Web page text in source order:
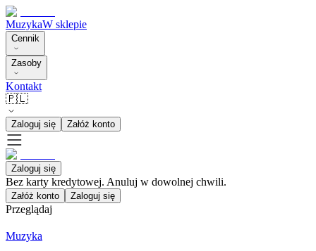
MuzykaW sklepie
Cennik
Zasoby
Kontakt
🇵🇱
Zaloguj się Załóż konto
Zaloguj się
Bez karty kredytowej. Anuluj w dowolnej chwili.
Załóż konto Zaloguj się
Przeglądaj
Muzyka